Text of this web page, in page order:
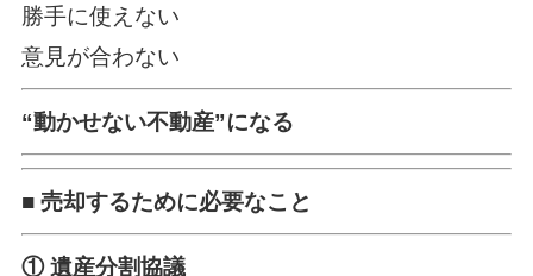
勝手に使えない
意見が合わない
“動かせない不動産”になる
■ 売却するために必要なこと
① 遺産分割協議